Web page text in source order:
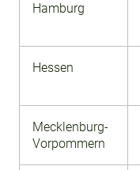
Hamburg
Hessen
Mecklenburg-
Vorpommern